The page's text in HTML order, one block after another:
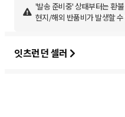
'발송 준비중' 상태부터는 환
현지/해외 반품비가 발생할
잇츠런던 셀러